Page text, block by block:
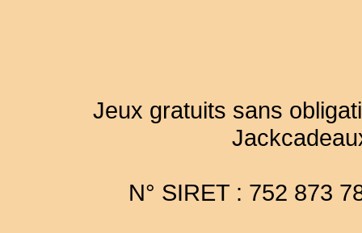
Jeux gratuits sans
N° SIRET : 752 873